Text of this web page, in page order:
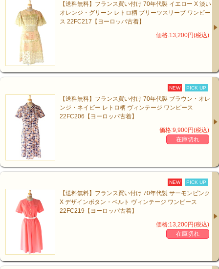
【送料無料】フランス買い付け 70年代製 イエロー X 淡い
オレンジ・グリーン レトロ柄 プリーツスリーブ ワンピー
ス 22FC217【ヨーロッパ古着】
価格:13,200円(税込)
NEW PICK UP
【送料無料】フランス買い付け 70年代製 ブラウン・オレ
ンジ・ネイビー レトロ柄 ヴィンテージ ワンピース
22FC206【ヨーロッパ古着】
価格:9,900円(税込)
在庫切れ
NEW PICK UP
【送料無料】フランス買い付け 70年代製 サーモンピンク
X デザインボタン・ベルト ヴィンテージ ワンピース
22FC219【ヨーロッパ古着】
価格:13,200円(税込)
在庫切れ